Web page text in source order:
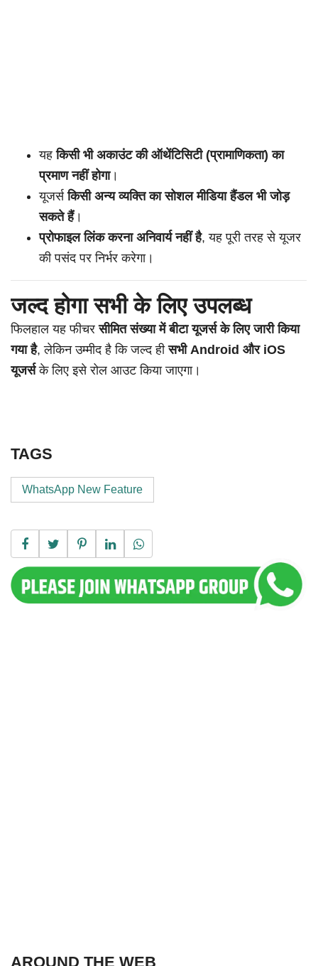
यहकिसी भी अकाउंट की ऑथेंटिसिटी (प्रामाणिकता) का
प्रमाण नहीं होगा।
यूजर्सकिसी अन्य व्यक्ति का सोशल मीडिया हैंडल भी जोड़
सकते हैं।
प्रोफाइल लिंक करना अनिवार्य नहीं है, यह पूरी तरह से यूजर
की पसंद पर निर्भर करेगा।
जल्द होगा सभी के लिए उपलब्ध
फिलहाल यह फीचरसीमित संख्या में बीटा यूजर्स के लिए जारी किया
गया है, लेकिन उम्मीद है कि जल्द हीसभी Android और iOS
यूजर्सके लिए इसे रोल आउट किया जाएगा।
TAGS
WhatsApp New Feature
AROUND THE WEB